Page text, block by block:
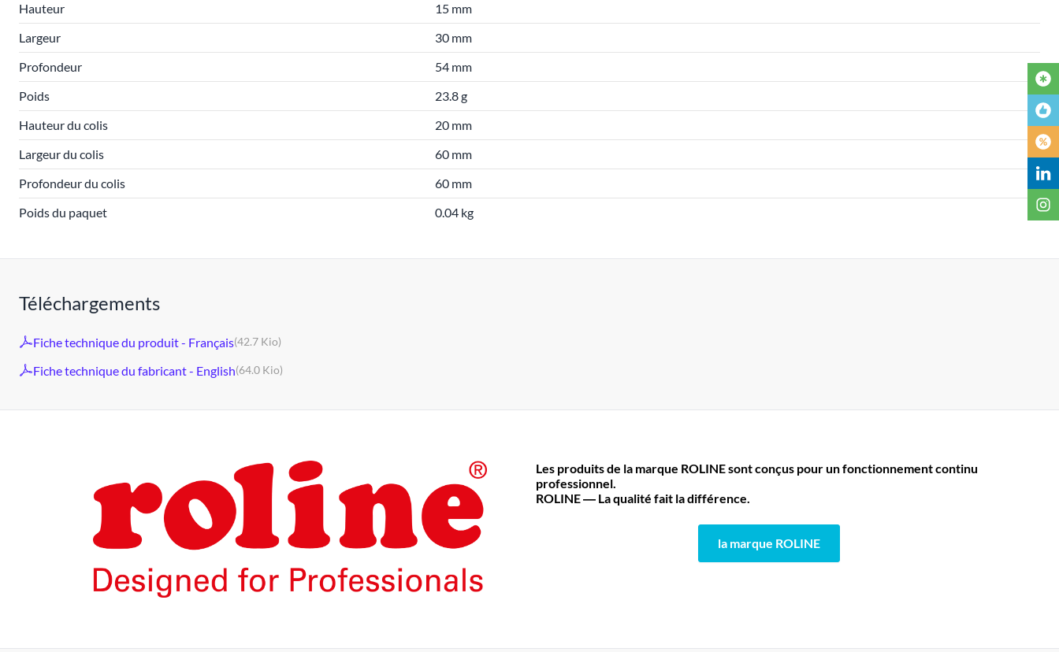
Hauteur
15 mm
Largeur
30 mm
Profondeur
54 mm
Poids
23.8 g
Hauteur du colis
20 mm
Largeur du colis
60 mm
Profondeur du colis
60 mm
Poids du paquet
0.04 kg
Téléchargements
Fiche technique du produit - Français(42.7 Kio)
Fiche technique du fabricant - English(64.0 Kio)
Les produits de la marque ROLINE sont conçus pour un fonctionnement continu
professionnel.
ROLINE ― La qualité fait la différence.
la marque ROLINE